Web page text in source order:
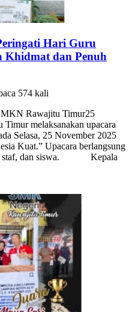
Hari Guru
Khidmat dan Penuh
574 kali
Rawajitu Timur25
melaksanakan upacara
Selasa, 25 November 2025
Kuat.” Upacara berlangsung
staf, dan siswa. Kepala